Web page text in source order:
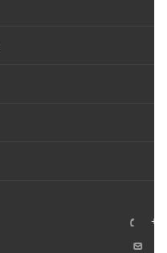
+7